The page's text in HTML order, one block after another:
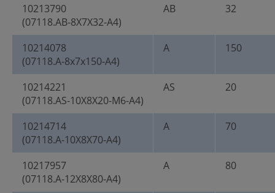
10213790
(07118.AB-8X7X32-A4)
AB 32
10214078
(07118.A-8x7x150-A4)
A 150
10214221
(07118.AS-10X8X20-M6-A4)
AS 20
10214714
(07118.A-10X8X70-A4)
A 70
10217957
(07118.A-12X8X80-A4)
A 80